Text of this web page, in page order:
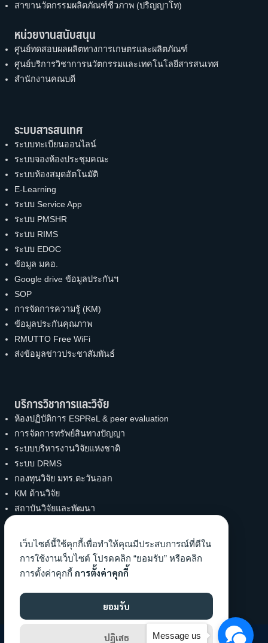
สาขานวัตกรรมผลิตภัณฑ์ชีวภาพ (ปริญญาโท)
หน่วยงานสนับสนุน
ศูนย์ทดสอบผลผลิตทางการเกษตรและผลิตภัณฑ์
ศูนย์บริการวิชาการนวัตกรรมและเทคโนโลยีสารสนเทศ
สำนักงานคณบดี
ระบบสารสนเทศ
ระบบทะเบียนออนไลน์
ระบบจองห้องประชุมคณะ
ระบบห้องสมุดอัตโนมัติ
E-Learning
ระบบ Service App
ระบบ PMSHR
ระบบ RIMS
ระบบ EDOC
ข้อมูล มคอ.
Google drive ข้อมูลประกันฯ
SOP
การจัดการความรู้ (KM)
ข้อมูลประกันคุณภาพ
RMUTTO Free WiFi
ส่งข้อมูลข่าวประชาสัมพันธ์
บริการวิชาการและวิจัย
ห้องปฏิบัติการ ESPReL & peer evaluation
การจัดการทรัพย์สินทางปัญญา
ระบบบริหารงานวิจัยแห่งชาติ
ระบบ DRMS
กองทุนวิจัย มทร.ตะวันออก
KM ด้านวิจัย
สถาบันวิจัยและพัฒนา
งานบริการวิชาการ คณะวิทย์ฯ
ทำนุบำรุงศิลปะและวัฒนธรรม
ข้อมูลงานทำนุฯ คณะ
เผยแพร่องค์ความรู้
©2026 Faculty of Science and Technology,RMUTTO. All rights reserved.
Message us
เว็บไซต์นี้ใช้คุกกี้เพื่อทำให้คุณมีประสบการณ์ที่ดีใน
การใช้งานเว็บไซต์ โปรดคลิก “ยอมรับ” หรือคลิก
การตั้งค่าคุกกี้ การตั้งค่าคุกกี้
ยอมรับ
ปฏิเสธ